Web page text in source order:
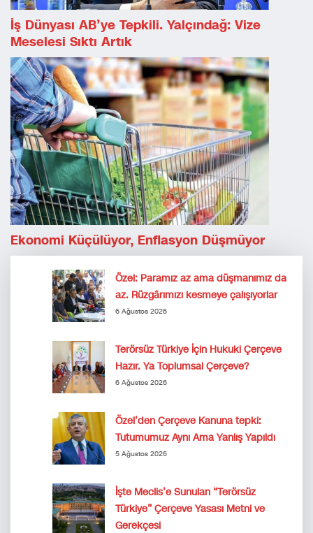
İş Dünyası AB’ye Tepkili. Yalçındağ: Vize
Meselesi Sıktı Artık
Ekonomi Küçülüyor, Enflasyon Düşmüyor
Özel: Paramız az ama düşmanımız da
az. Rüzgârımızı kesmeye çalışıyorlar
6 Ağustos 2026
Terörsüz Türkiye İçin Hukuki Çerçeve
Hazır. Ya Toplumsal Çerçeve?
6 Ağustos 2026
Özel’den Çerçeve Kanuna tepki:
Tutumumuz Aynı Ama Yanlış Yapıldı
5 Ağustos 2026
İşte Meclis’e Sunulan “Terörsüz
Türkiye” Çerçeve Yasası Metni ve
Gerekçesi